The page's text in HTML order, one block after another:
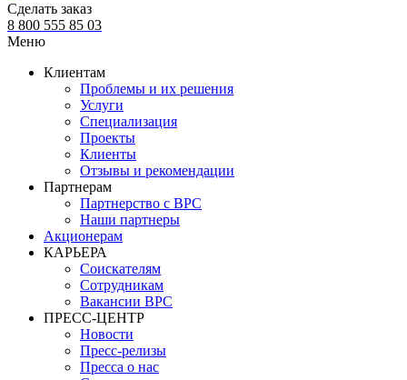
Сделать заказ
8 800 555 85 03
Меню
Клиентам
Проблемы и их решения
Услуги
Специализация
Проекты
Клиенты
Отзывы и рекомендации
Партнерам
Партнерство с BPC
Наши партнеры
Акционерам
КАРЬЕРА
Соискателям
Сотрудникам
Вакансии BPC
ПРЕСС-ЦЕНТР
Новости
Пресс-релизы
Пресса о нас